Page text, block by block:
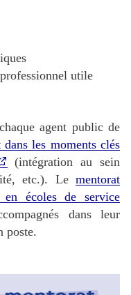
utile
agent public de
dans les moments clés
(intégration au sein
etc.). Le mentorat
en écoles de service
dans leur
poste.